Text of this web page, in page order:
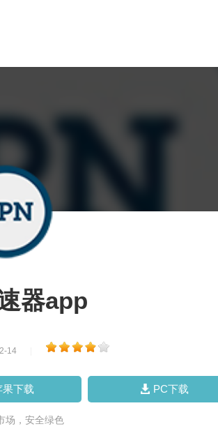
器app
14
果下载 PC下载
场，安全绿色